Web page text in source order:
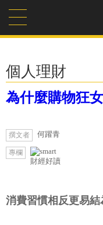
個人理財
為什麼購物狂
撰文者 何躍青
專欄
財經好讀
消費習慣相反更易結